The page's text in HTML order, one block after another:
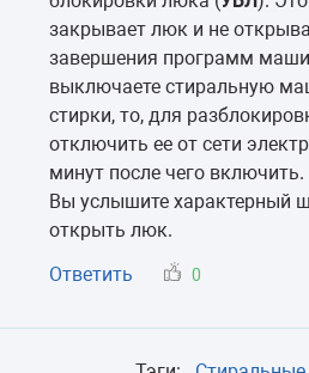
закрывает люк и не
завершения программ
выключаете стиральную
стирки, то, для
отключить ее от сети
минут после чего
Вы услышите характерный
открыть люк.
Ответить
0